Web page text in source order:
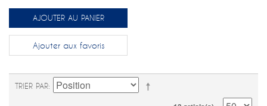
AJOUTER AU PANIER
Ajouter aux favoris
TRIER PAR